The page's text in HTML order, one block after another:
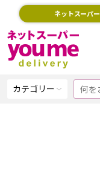
ネットスーパー
カテゴリー